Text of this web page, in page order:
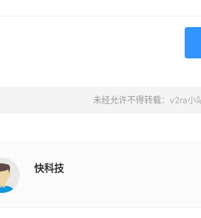
未经允许不得转载： v2ra小
快科技